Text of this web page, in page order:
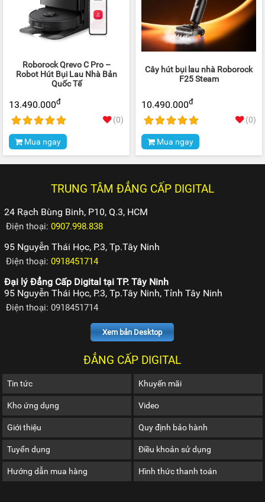
Roborock Qrevo C Pro –
Robot Hút Bụi Lau Nhà Bản
Quốc Tế
13.490.000đ
(0)
Mua ngay
Cây hút bụi lau nhà Roborock
F25 Steam
10.490.000đ
(0)
Mua ngay
TRUNG TÂM ĐẲNG CẤP DIGITAL
24 Rạch Bùng Binh, P10, Q.3, HCM
Điện thoại:0907.998.838
95 Nguyễn Thái Học, P.3, Tp.Tây Ninh
Điện thoại:0918451714
Đại lý Đẳng Cấp Digital tại TP. Tây Ninh
95 Nguyễn Thái Học, P.3, Tp.Tây Ninh, Tỉnh Tây Ninh
Điện thoại: 0918451714
Xem bản Desktop
ĐẲNG CẤP DIGITAL
Tin tức Khuyến mãi
Kho ứng dụng Video
Giới thiệu Quy định bảo hành
Tuyển dụng Điều khoản sử dụng
Hướng dẫn mua hàng Hình thức thanh toán